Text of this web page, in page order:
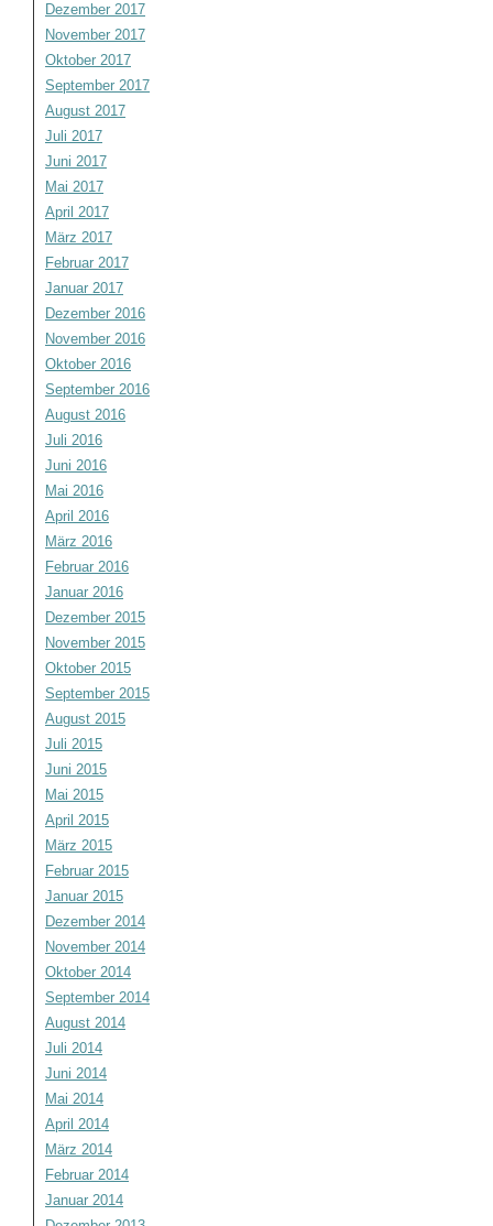
Dezember 2017
November 2017
Oktober 2017
September 2017
August 2017
Juli 2017
Juni 2017
Mai 2017
April 2017
März 2017
Februar 2017
Januar 2017
Dezember 2016
November 2016
Oktober 2016
September 2016
August 2016
Juli 2016
Juni 2016
Mai 2016
April 2016
März 2016
Februar 2016
Januar 2016
Dezember 2015
November 2015
Oktober 2015
September 2015
August 2015
Juli 2015
Juni 2015
Mai 2015
April 2015
März 2015
Februar 2015
Januar 2015
Dezember 2014
November 2014
Oktober 2014
September 2014
August 2014
Juli 2014
Juni 2014
Mai 2014
April 2014
März 2014
Februar 2014
Januar 2014